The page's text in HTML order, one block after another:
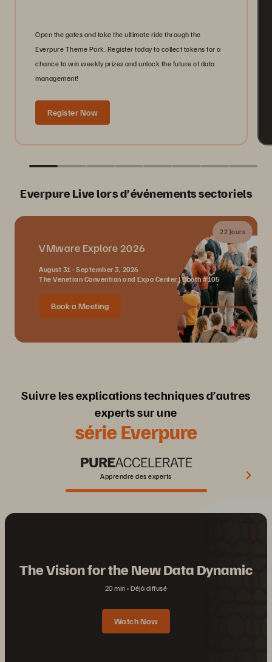
Open the gates and take the ultimate ride through the
Everpure Theme Park. Register today to collect tokens for a
chance to win weekly prizes and unlock the future of data
management!
Register Now
Everpure Live lors d’événements sectoriels
22 Jours
VMware Explore 2026
August 31 - September 3, 2026
The Venetian Convention and Expo Center | Booth #105
Book a Meeting
Suivre les explications techniques d’autres
experts sur une
série Everpure
Apprendre des experts
The Vision for the New Data Dynamic
20 min Déjà diffusé
Watch Now